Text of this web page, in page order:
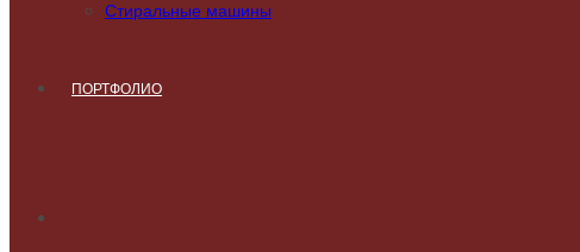
Стиральные машины
ПОРТФОЛИО